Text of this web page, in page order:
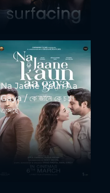
Na Jaane Kaun Aa
Gaya / কে জানে কে চলে
এসেছে